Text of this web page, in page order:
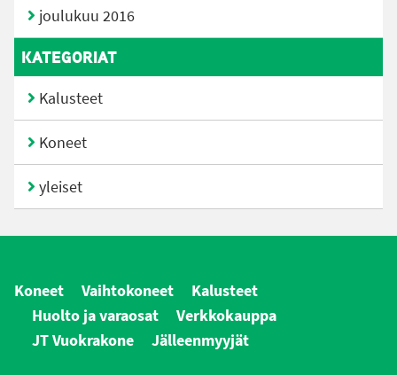
joulukuu 2016
KATEGORIAT
Kalusteet
Koneet
yleiset
Koneet Vaihtokoneet
Kalusteet
Huolto ja varaosat
Verkkokauppa
JT Vuokrakone
Jälleenmyyjät